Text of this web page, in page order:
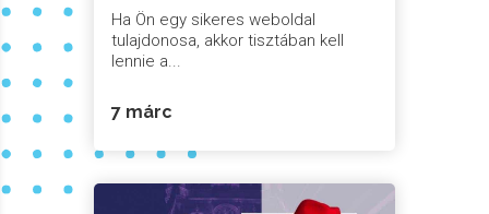
Ha Ön egy sikeres weboldal
tulajdonosa, akkor tisztában kell
lennie a...
7 márc